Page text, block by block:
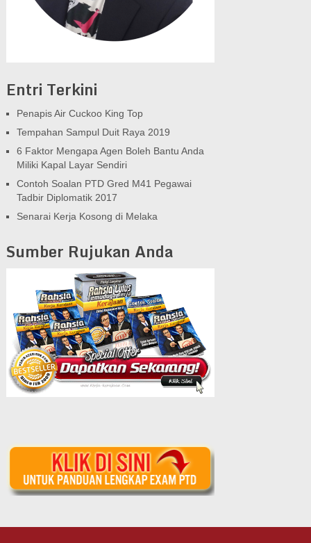
Entri Terkini
Penapis Air Cuckoo King Top
Tempahan Sampul Duit Raya 2019
6 Faktor Mengapa Agen Boleh Bantu Anda
Miliki Kapal Layar Sendiri
Contoh Soalan PTD Gred M41 Pegawai
Tadbir Diplomatik 2017
Senarai Kerja Kosong di Melaka
Sumber Rujukan Anda